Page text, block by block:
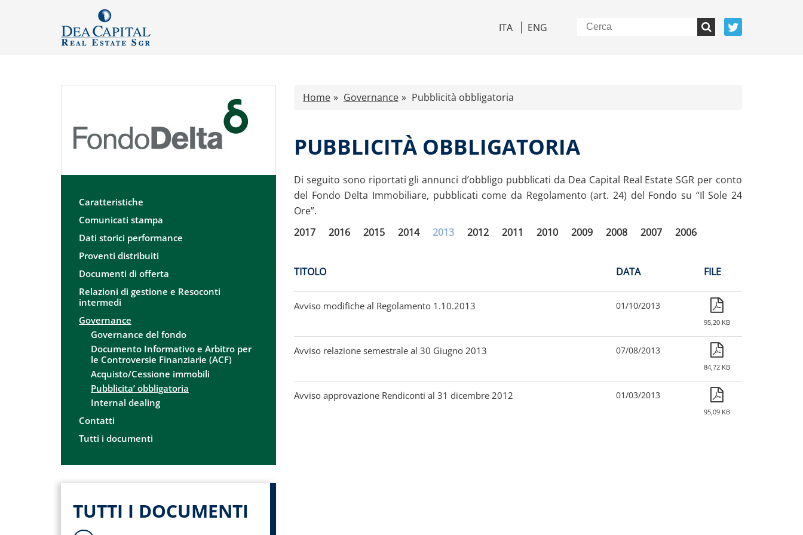
ITA ENG
Caratteristiche
Comunicati stampa
Dati storici performance
Proventi distribuiti
Documenti di offerta
Relazioni di gestione e Resoconti
intermedi
Governance
Governance del fondo
Documento Informativo e Arbitro per
le Controversie Finanziarie (ACF)
Acquisto/Cessione immobili
Pubblicita’ obbligatoria
Internal dealing
Contatti
Tutti i documenti
TUTTI I DOCUMENTI
Home Governance Pubblicità obbligatoria
PUBBLICITÀ OBBLIGATORIA
Di seguito sono riportati gli annunci d’obbligo pubblicati da Dea Capital Real Estate SGR per conto
del Fondo Delta Immobiliare, pubblicati come da Regolamento (art. 24) del Fondo su “Il Sole 24
Ore”.
2017
2016 2015 2014 2013 2012 2011 2010 2009 2008 2007 2006
TITOLO DATA FILE
Avviso modifiche al Regolamento 1.10.2013 01/10/2013
95,20 KB
Avviso relazione semestrale al 30 Giugno 2013 07/08/2013
84,72 KB
Avviso approvazione Rendiconti al 31 dicembre 2012 01/03/2013
95,09 KB